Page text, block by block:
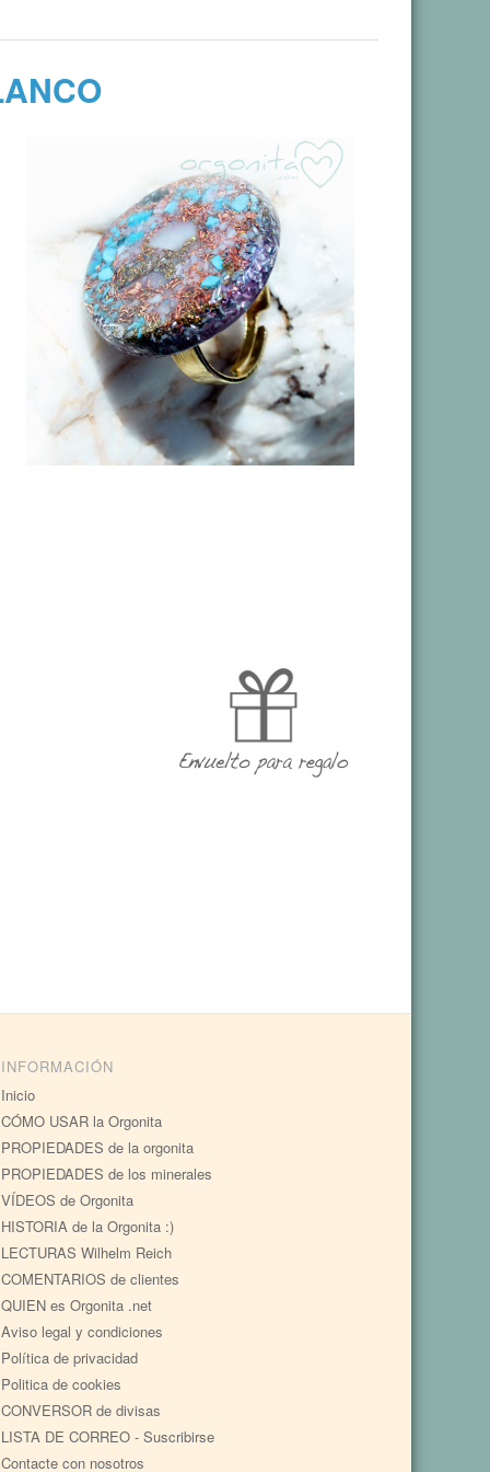
INFORMACIÓN
Inicio
CÓMO USAR la Orgonita
PROPIEDADES de la orgonita
PROPIEDADES de los minerales
VÍDEOS de Orgonita
HISTORIA de la Orgonita :)
LECTURAS Wilhelm Reich
COMENTARIOS de clientes
QUIEN es Orgonita .net
Aviso legal y condiciones
Política de privacidad
Politica de cookies
CONVERSOR de divisas
LISTA DE CORREO - Suscribirse
Contacte con nosotros